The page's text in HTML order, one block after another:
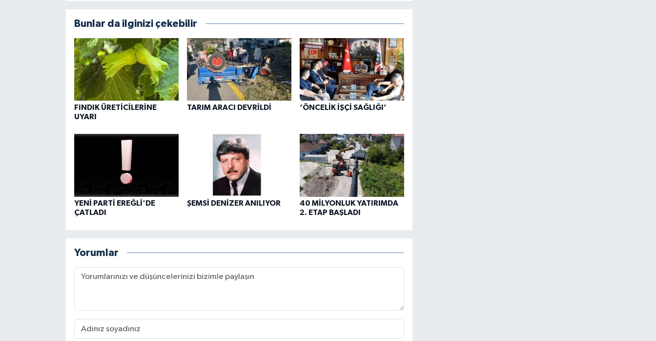
Bunlar da ilginizi çekebilir
FINDIK ÜRETİCİLERİNE
UYARI
TARIM ARACI DEVRİLDİ ‘ÖNCELİK İŞÇİ SAĞLIĞI’
YENİ PARTİ EREĞLİ'DE
ÇATLADI
ŞEMSİ DENİZER ANILIYOR
40 MİLYONLUK YATIRIMDA
2. ETAP BAŞLADI
Yorumlar